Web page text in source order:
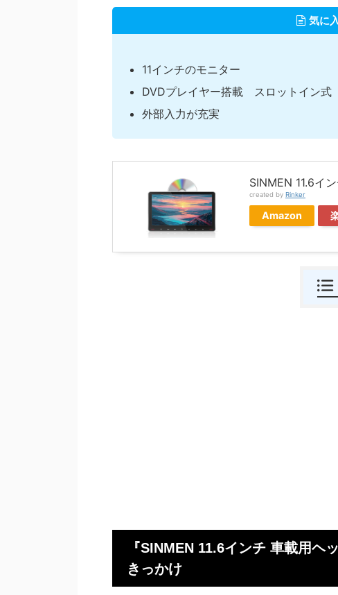
気に
11インチのモニター
DVDプレイヤー搭載 スロットイン式
外部入力が充実
SINMEN 11.6イ
created by Rinker
Amazon
『SINMEN 11.6インチ 車載用ヘ
きっかけ